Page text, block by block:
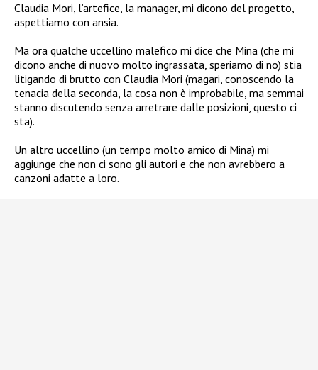
Claudia Mori, l’artefice, la manager, mi dicono del progetto,
aspettiamo con ansia.
Ma ora qualche uccellino malefico mi dice che Mina (che mi
dicono anche di nuovo molto ingrassata, speriamo di no) stia
litigando di brutto con Claudia Mori (magari, conoscendo la
tenacia della seconda, la cosa non è improbabile, ma semmai
stanno discutendo senza arretrare dalle posizioni, questo ci
sta).
Un altro uccellino (un tempo molto amico di Mina) mi
aggiunge che non ci sono gli autori e che non avrebbero a
canzoni adatte a loro.